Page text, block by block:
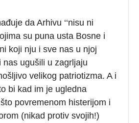
da Arhivu ‘‘nisu ni
su puna usta Bosne i
koji nju i sve nas u njoj
nas ugušili u zagrljaju
velikog patriotizma. A i
bi kad im je ugledna
povremenom histerijom i
(nikad protiv svojih!)